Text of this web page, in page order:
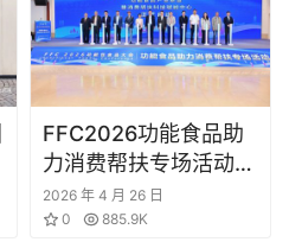
FFC2026功能食品助
力消费帮扶专场活动在
杭圆满举行
2026 年 4 月 26 日
0
885.9K